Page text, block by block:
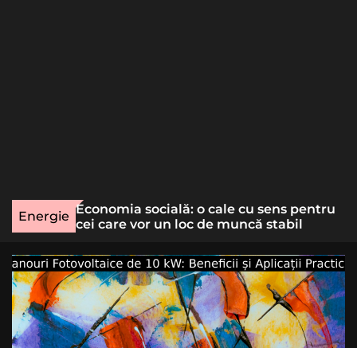
Energie
rară
Economia socială: o cale cu sens pentru
cei care vor un loc de muncă stabil